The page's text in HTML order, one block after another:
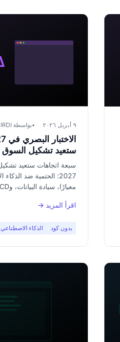
٩ أبريل ٢٠٢٦ بواسطة Mohamed MCIRDI
ستعيد تشكيل السوق
سبعة اتجاهات ستعيد
معيارًا، سيادة البيانات، وCI/CD أصلي.
اقرأ المزيد →
بدون كود الذكاء الاصطناعي